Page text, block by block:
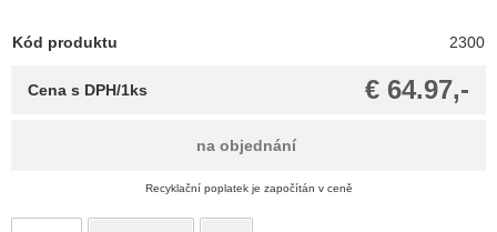
Kód produktu 2300
€ 64.97,-
Cena s DPH/1ks
na objednání
Recyklační poplatek je započítán v ceně